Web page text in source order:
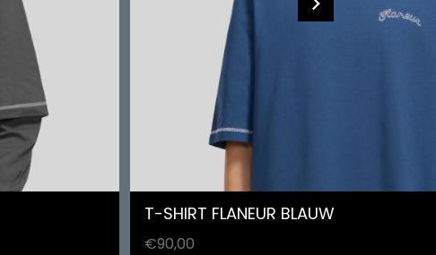
T-SHIRT FLANEUR BLAUW
€90,00